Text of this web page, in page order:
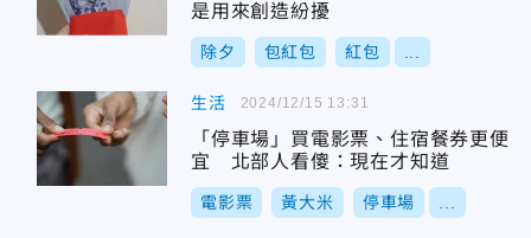
是用來創造紛擾
除夕 包紅包 紅包
生活
「停車場」買電影票、住宿餐券更便
宜 北部人看傻：現在才知道
電影票 黃大米 停車場
2024/12/15 13:31